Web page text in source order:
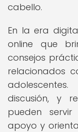
cabello.
En la era
online que
consejos
relacionados
discusión, y
pueden
apoyo y